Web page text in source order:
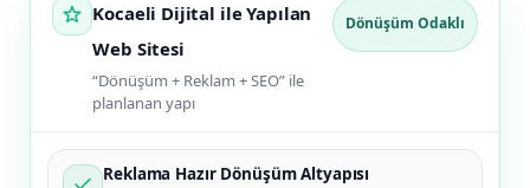
Kocaeli Dijital ile Yapılan
Web Sitesi
“Dönüşüm + Reklam + SEO” ile
planlanan yapı
Dönüşüm Odaklı
Reklama Hazır Dönüşüm Altyapısı